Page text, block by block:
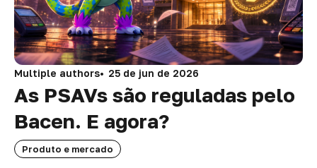
Multiple authors 25 de jun de 2026
As PSAVs são reguladas pelo
Bacen. E agora?
Produto e mercado